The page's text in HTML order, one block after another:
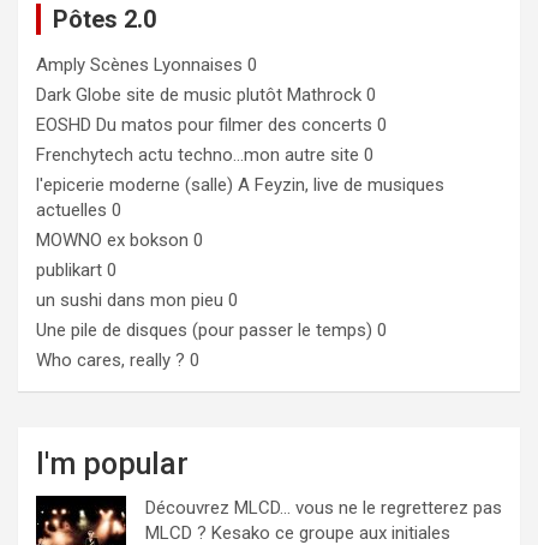
Pôtes 2.0
Amply Scènes Lyonnaises 0
Dark Globe site de music plutôt Mathrock 0
EOSHD Du matos pour filmer des concerts 0
Frenchytech actu techno…mon autre site 0
l'epicerie moderne (salle) A Feyzin, live de musiques
actuelles 0
MOWNO ex bokson 0
publikart 0
un sushi dans mon pieu 0
Une pile de disques (pour passer le temps) 0
Who cares, really ? 0
I'm popular
Découvrez MLCD… vous ne le regretterez pas
MLCD ? Kesako ce groupe aux initiales